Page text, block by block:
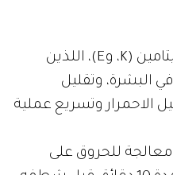
يضم المايونيز في مكوناته فيتامين (K، وE)، اللذين
البشرة، وتقليل
الاحمرار وتسريع عملية
معالجة للحروق على